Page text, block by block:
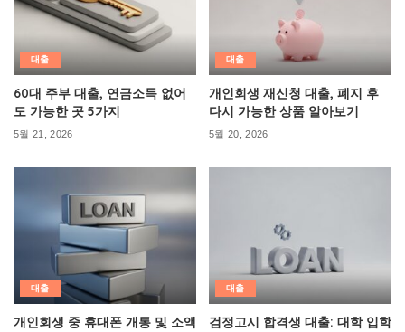
대출
60대 주부 대출, 연금소득 없어
도 가능한 곳 5가지
5월 21, 2026
대출
개인회생 재신청 대출, 폐지 후
다시 가능한 상품 알아보기
5월 20, 2026
대출
개인회생 중 휴대폰 개통 및 소액
대출
검정고시 합격생 대출: 대학 입학